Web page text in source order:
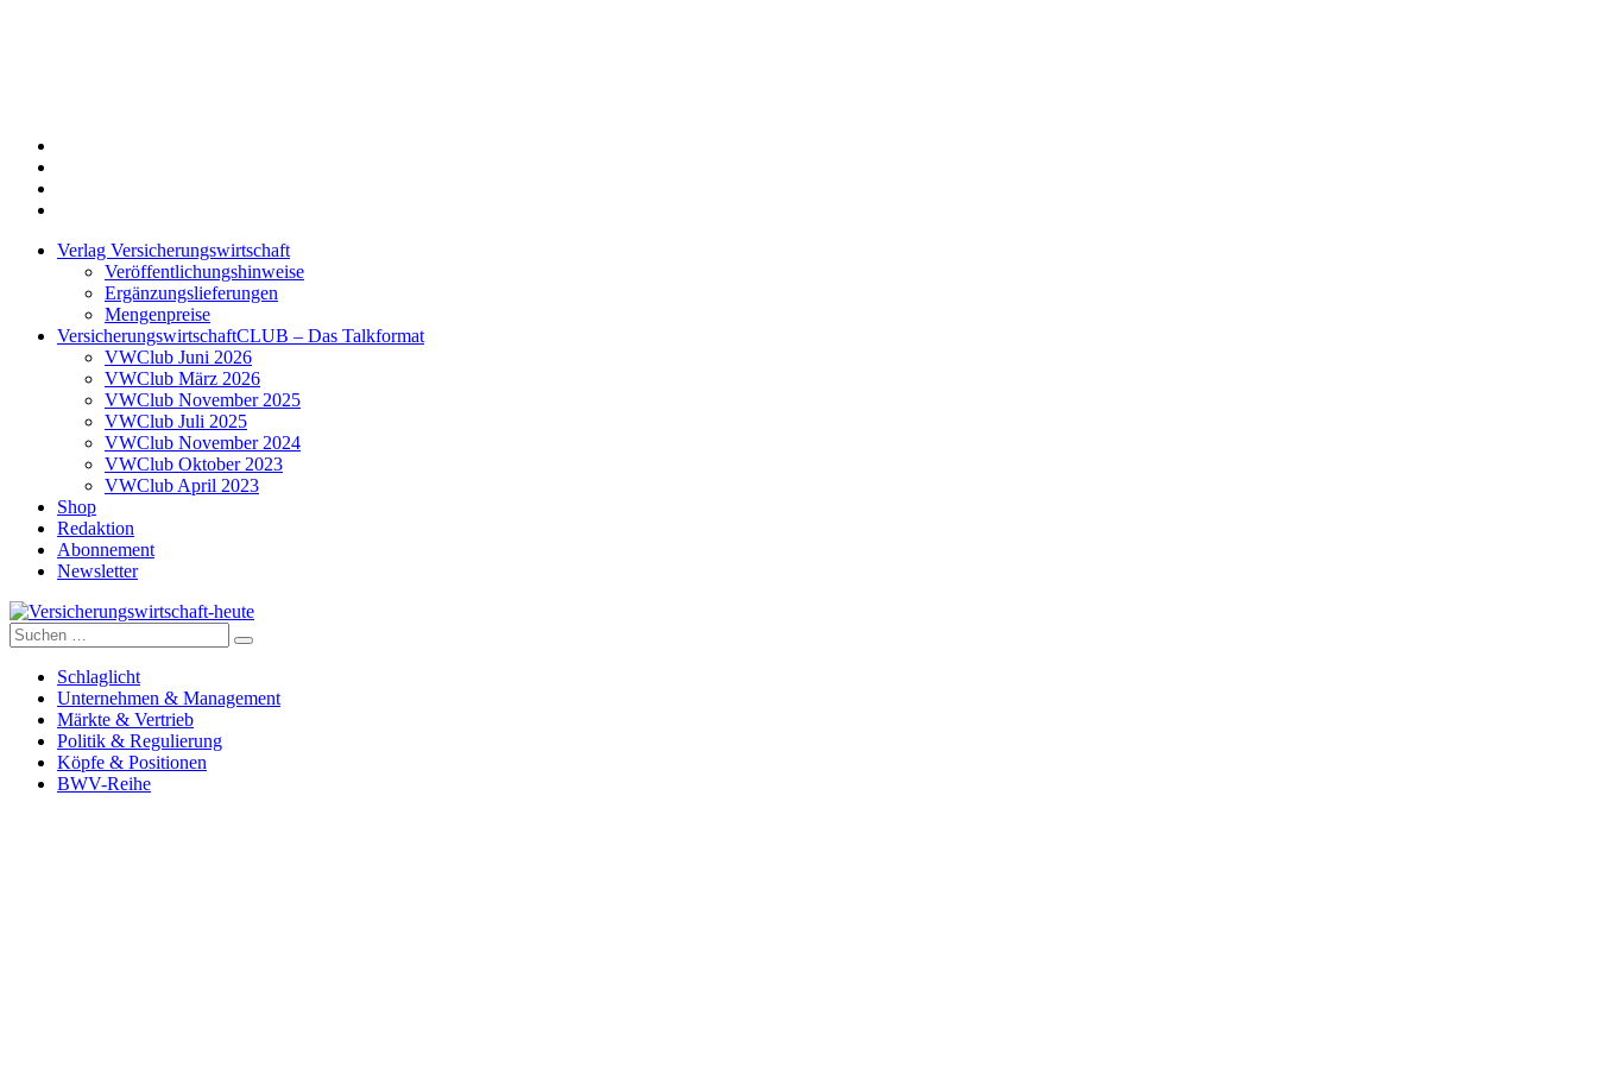
Verlag Versicherungswirtschaft
Veröffentlichungshinweise
Ergänzungslieferungen
Mengenpreise
VersicherungswirtschaftCLUB – Das Talkformat
VWClub Juni 2026
VWClub März 2026
VWClub November 2025
VWClub Juli 2025
VWClub November 2024
VWClub Oktober 2023
VWClub April 2023
Shop
Redaktion
Abonnement
Newsletter
Versicherungswirtschaft-heute
Suche
nach:
Schlaglicht
Unternehmen & Management
Märkte & Vertrieb
Politik & Regulierung
Köpfe & Positionen
BWV-Reihe